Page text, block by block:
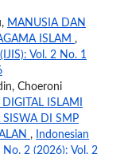
MANUSIA DAN
ISLAM ,
Vol. 2 No. 1
Choeroni
ISLAMI
SISWA DI SMP
,
Indonesian
No. 2 (2026): Vol. 2